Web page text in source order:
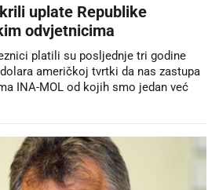
uplate Republike
odvjetnicima
platili su posljednje tri godine
američkoj tvrtki da nas zastupa
INA-MOL od kojih smo jedan već